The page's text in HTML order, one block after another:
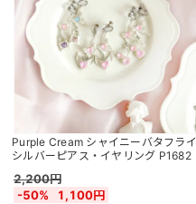
Purple Cream シャイニーバタフライ
シルバーピアス・イヤリング P1682
2,200円
-50%
1,100円